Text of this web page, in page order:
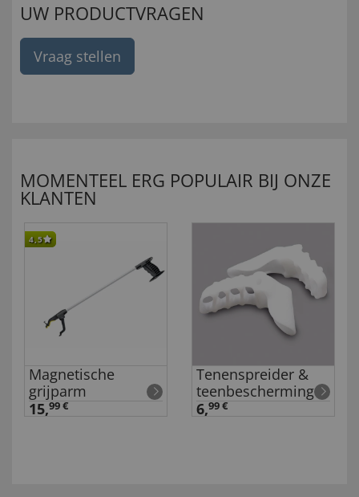
UW PRODUCTVRAGEN
Vraag stellen
MOMENTEEL ERG POPULAIR BIJ ONZE
KLANTEN
4,5
Magnetische
grijparm
15,99 €
Tenenspreider &
teenbescherming
6,99 €